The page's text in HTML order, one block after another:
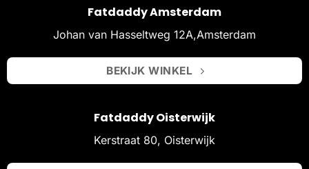
Fatdaddy Amsterdam
Johan van Hasseltweg 12A,Amsterdam
BEKIJK WINKEL
Fatdaddy Oisterwijk
Kerstraat 80, Oisterwijk